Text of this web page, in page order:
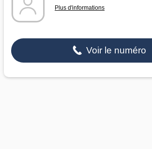
Plus d'informations
Voir le numéro